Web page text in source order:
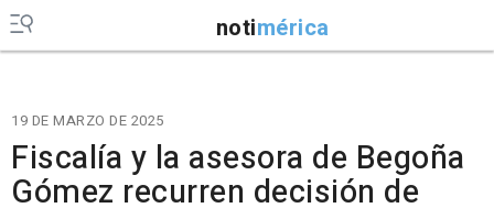
notimérica
19 DE MARZO DE 2025
Fiscalía y la asesora de Begoña
Gómez recurren decisión de